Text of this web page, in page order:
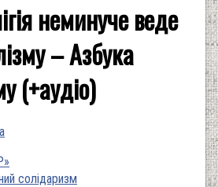
неминуче веде
– Азбука
(+аудіо)
солідаризм